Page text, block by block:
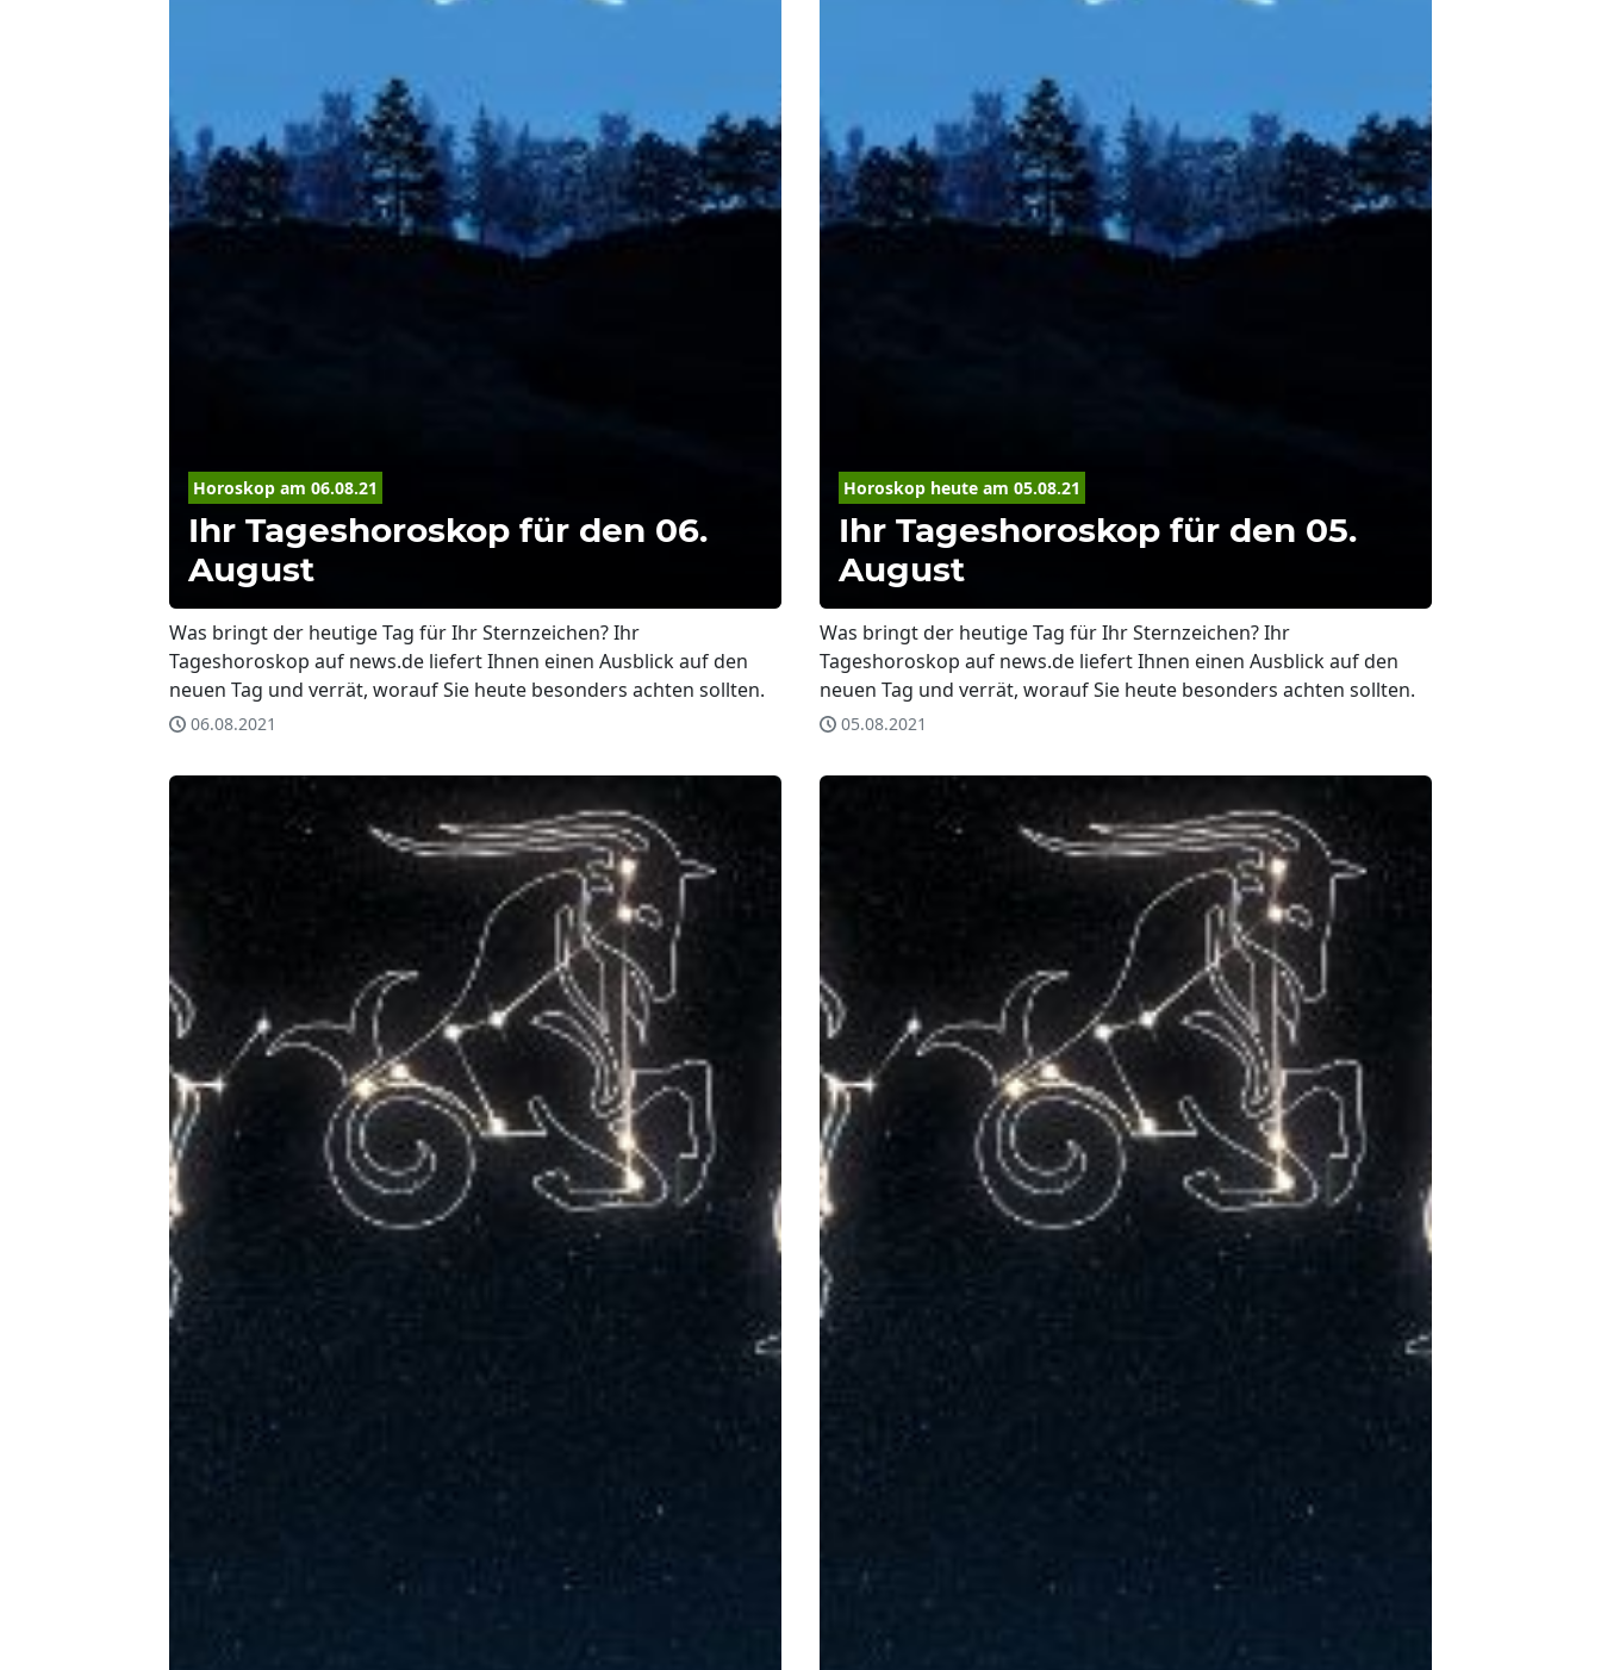
Horoskop am 06.08.21
Ihr Tageshoroskop für den 06.
August
Was bringt der heutige Tag für Ihr Sternzeichen? Ihr
Tageshoroskop auf news.de liefert Ihnen einen Ausblick auf den
neuen Tag und verrät, worauf Sie heute besonders achten sollten.
06.08.2021
Horoskop heute am 05.08.21
Ihr Tageshoroskop für den 05.
August
Was bringt der heutige Tag für Ihr Sternzeichen? Ihr
Tageshoroskop auf news.de liefert Ihnen einen Ausblick auf den
neuen Tag und verrät, worauf Sie heute besonders achten sollten.
05.08.2021